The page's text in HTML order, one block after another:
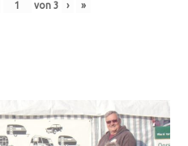
von 3 › »